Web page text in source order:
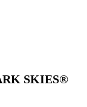
SKIES®